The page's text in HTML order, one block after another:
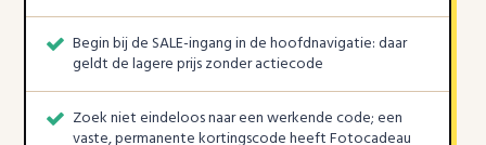
Begin bij de SALE-ingang in de hoofdnavigatie: daar
geldt de lagere prijs zonder actiecode
Zoek niet eindeloos naar een werkende code; een
vaste, permanente kortingscode heeft Fotocadeau